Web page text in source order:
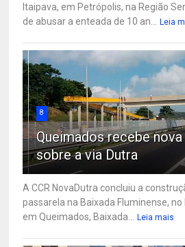
Itaipava, em Petrópolis, na Região
de abusar a enteada de 10 an...
Leia
8
Queimados recebe
sobre a via Dutra
A CCR NovaDutra concluiu a
passarela na Baixada Fluminense,
em Queimados, Baixada...
Leia mais